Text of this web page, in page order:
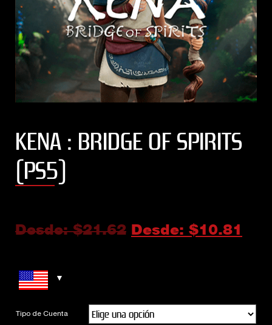
KENA : BRIDGE OF SPIRITS
(PS5)
Desde:$21.62 Desde: $10.81
Tipo de Cuenta